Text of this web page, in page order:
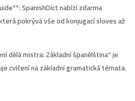
SpanishDict nabízí zdarma
pokrývá vše od konjugací sloves až
dělá mistra: Základní španělština“ je
cvičení na základní gramatická témata.